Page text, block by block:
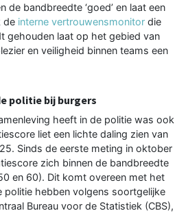
de bandbreedte ‘goed’ en laat een
de interne vertrouwensmonitor die
gehouden laat op het gebied van
en veiligheid binnen teams een
politie bij burgers
heeft in de politie was ook
liet een lichte daling zien van
Sinds de eerste meting in oktober
zich binnen de bandbreedte
en 60). Dit komt overeen met het
politie hebben volgens soortgelijke
Bureau voor de Statistiek (CBS),